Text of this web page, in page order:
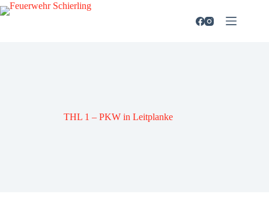
Zum
Inhalt
THL 1 – PKW in Leit­plan­ke